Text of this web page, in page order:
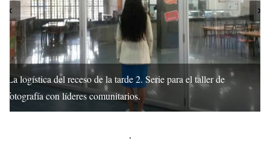
La logística del receso de la tarde 2. Serie para el taller de
fotografía con líderes comunitarios.